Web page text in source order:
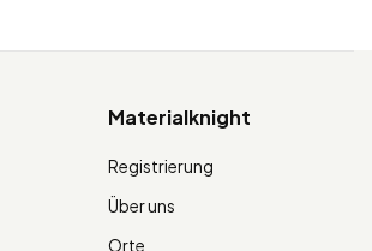
Materialknight
Registrierung
Über uns
Orte